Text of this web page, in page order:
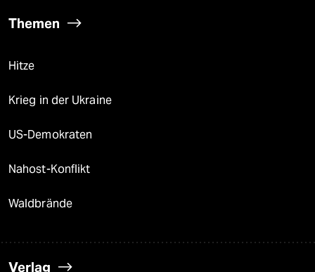
Themen
Hitze
Krieg in der Ukraine
US-Demokraten
Nahost-Konflikt
Waldbrände
Verlag